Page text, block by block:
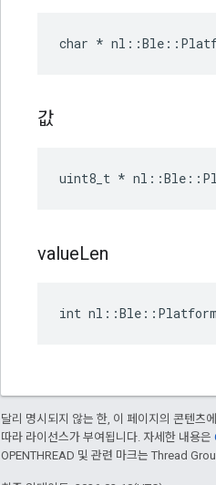
char *
값
uint8_t *
valueLen
int
달리 명시되지 않는 한, 이 페이지의 콘텐츠
따라 라이선스가 부여됩니다. 자세한 내용은
OPENTHREAD 및 관련 마크는 Thread